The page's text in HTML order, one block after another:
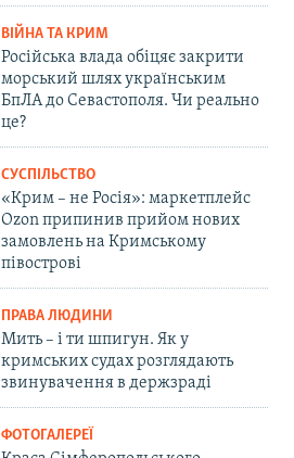
ВІЙНА ТА КРИМ
Російська влада обіцяє закрити
морський шлях українським
БпЛА до Севастополя. Чи реально
це?
СУСПІЛЬСТВО
«Крим – не Росія»: маркетплейс
Ozon припинив прийом нових
замовлень на Кримському
півострові
ПРАВА ЛЮДИНИ
Мить – і ти шпигун. Як у
кримських судах розглядають
звинувачення в держзраді
ФОТОГАЛЕРЕЇ